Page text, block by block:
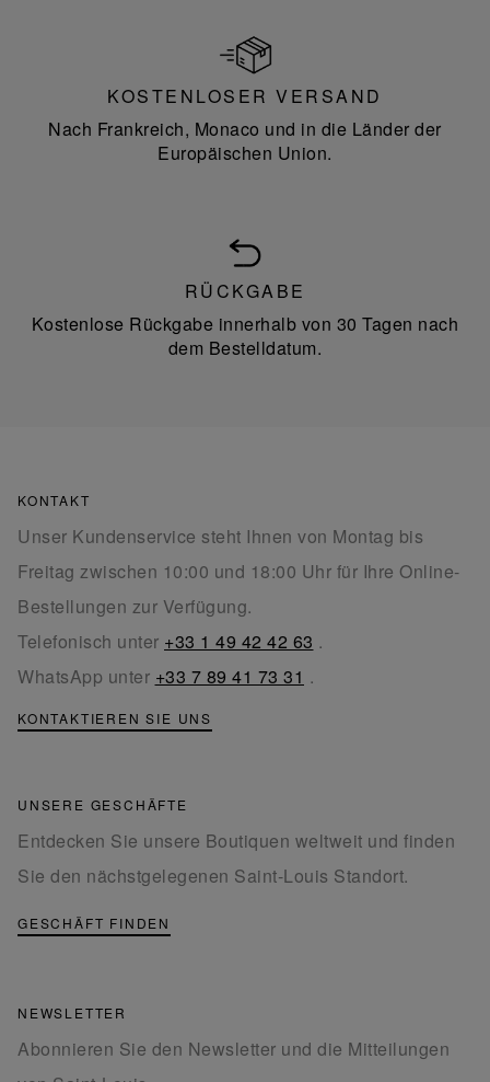
KOSTENLOSER VERSAND
Nach Frankreich, Monaco und in die Länder der
Europäischen Union.
RÜCKGABE
Kostenlose Rückgabe innerhalb von 30 Tagen nach
dem Bestelldatum.
KONTAKT
Unser Kundenservice steht Ihnen von Montag bis
Freitag zwischen 10:00 und 18:00 Uhr für Ihre Online-
Bestellungen zur Verfügung.
Telefonisch unter +33 1 49 42 42 63 .
WhatsApp unter +33 7 89 41 73 31 .
KONTAKTIEREN SIE UNS
UNSERE GESCHÄFTE
Entdecken Sie unsere Boutiquen weltweit und finden
Sie den nächstgelegenen Saint-Louis Standort.
GESCHÄFT FINDEN
NEWSLETTER
Abonnieren Sie den Newsletter und die Mitteilungen